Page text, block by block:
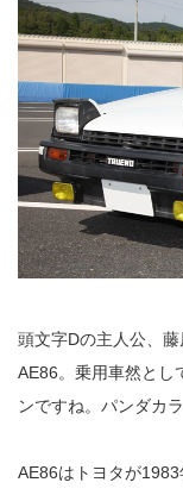
頭文字Dの主人公、
AE86。乗用車然とし
ンですね。パンダカ
AE86はトヨタが